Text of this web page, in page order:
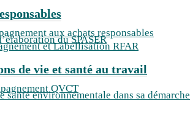
aux achats responsables
du SPASER
et Labellisation RFAR
de vie et santé au travail
QVCT
santé environnementale dans sa démarche